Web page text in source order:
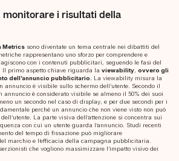
i risultati della
Metrics sono diventate un tema centrale nei dibattiti del
rappresentano uno sforzo per comprendere e
con i contenuti pubblicitari, seguendo le fasi del
Il primo aspetto chiave riguarda laviewability,ovvero gli
dell’annuncio pubblicitario. La viewability misura la
è visibile sullo schermo dell’utente. Secondo il
annuncio è considerato visibile se almeno il 50% dei suoi
un secondo nel caso di display, e per due secondi per i
perché un annuncio che non viene visto non può
La parte visiva dell’attenzione si concentra sui
con cui un utente guarda l’annuncio. Studi recenti
del tempo di fissazione può migliorare
marchio e l’efficacia della campagna pubblicitaria.
che vogliono massimizzare l’impatto visivo dei